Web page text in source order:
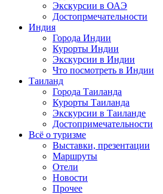
Экскурсии в ОАЭ
Достопрмечательности
Индия
Города Индии
Курорты Индии
Экскурсии в Индии
Что посмотреть в Индии
Таиланд
Города Таиланда
Курорты Таиланда
Экскурсии в Таиланде
Достопримечательности
Всё о туризме
Выставки, презентации
Маршруты
Отели
Новости
Прочее